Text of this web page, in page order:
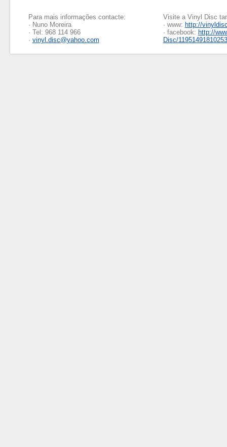
Para mais informações contacte:
· Nuno Moreira
· Tel: 968 114 966
· vinyl.disc@yahoo.com
Visite a Vinyl Disc
· www: http://
· facebook: http://
Disc/